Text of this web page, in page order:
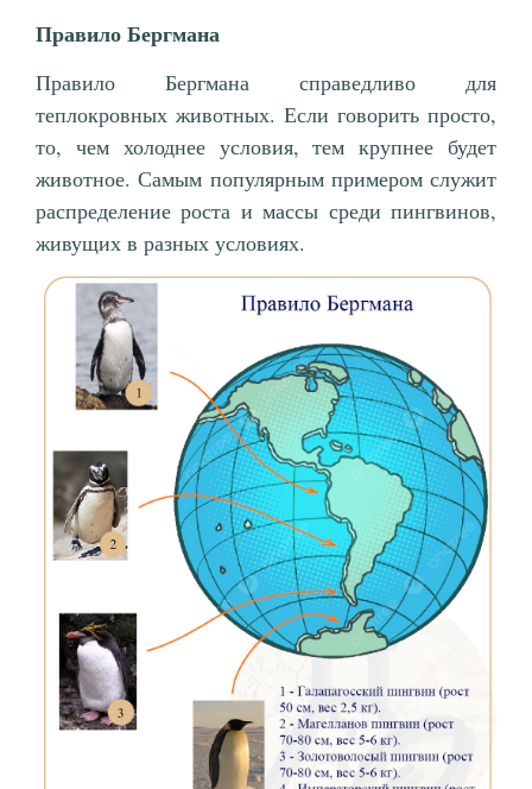
Правило Бергмана
Правило Бергмана справедливо для
теплокровных животных. Если говорить просто,
то, чем холоднее условия, тем крупнее будет
животное. Самым популярным примером служит
распределение роста и массы среди пингвинов,
живущих в разных условиях.